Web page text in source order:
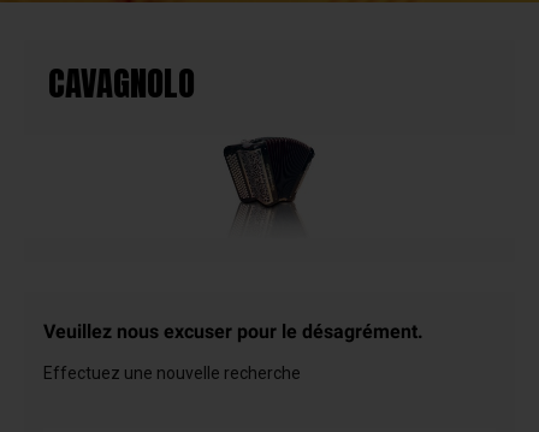
CAVAGNOLO
Veuillez nous excuser pour le désagrément.
Effectuez une nouvelle recherche